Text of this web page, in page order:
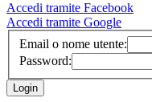
Accedi tramite Facebook
Accedi tramite Google
Email o nome utente:
Password: